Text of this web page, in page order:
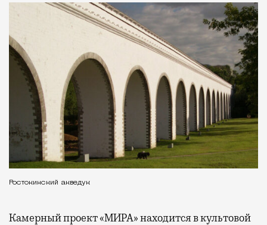
Ростокинский акведук
Камерный проект «МИРА» находится в культовой